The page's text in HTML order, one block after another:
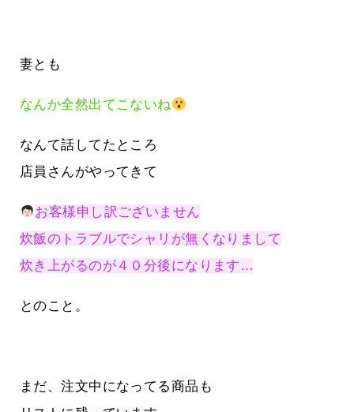
妻とも
なんか全然出てこないね
なんて話してたところ
店員さんがやってきて
お客様申し訳ございません
炊飯のトラブルでシャリが無くなりまして
炊き上がるのが４０分後になります…
とのこと。
まだ、注文中になってる商品も